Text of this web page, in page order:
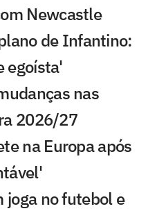
Newcastle
de Infantino:
egoísta'
nas
2026/27
na Europa após
joga no futebol e